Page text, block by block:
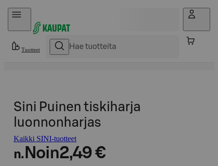
Hyppää sisältöön
Tuotteet
Sini Puinen tiskiharja
luonnonharjas
Kaikki SINI-tuotteet
n. Noin2,49 €